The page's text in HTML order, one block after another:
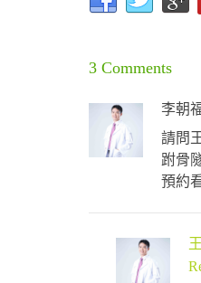
3 Comments
李朝
請問
跗骨
預約